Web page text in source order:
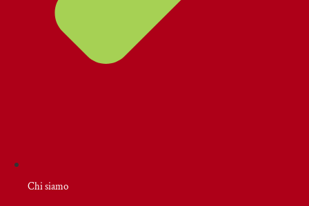
Chi siamo